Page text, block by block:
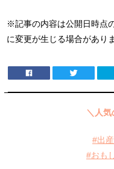
※記事の内容は公開日時点
に変更が生じる場合があり
＼人気
#出
#おも